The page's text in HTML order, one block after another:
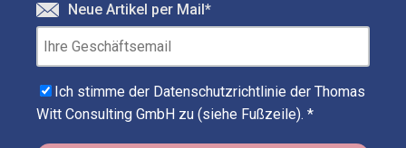
Neue Artikel per Mail *
Ich stimme der Datenschutzrichtlinie der Thomas
Witt Consulting GmbH zu (siehe Fußzeile). *